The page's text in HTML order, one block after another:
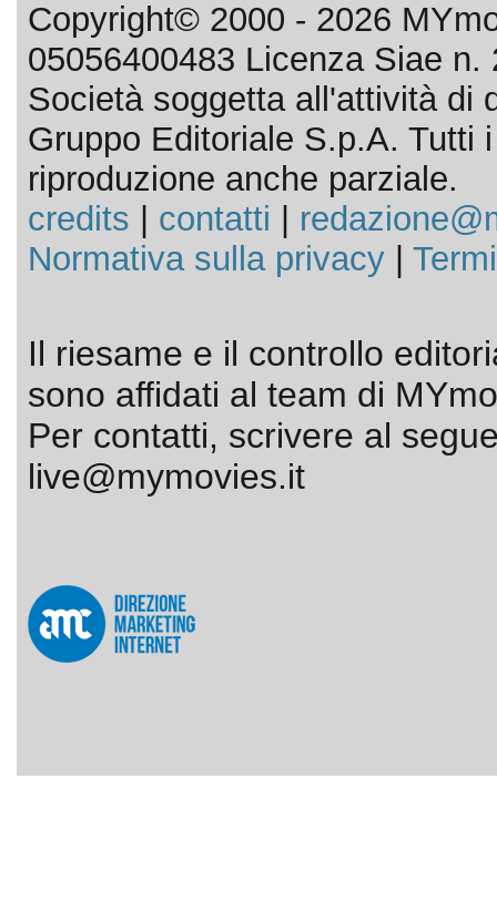
Copyright© 2000 - 2026
05056400483 Licenza Siae n.
Società soggetta all'attività di
Gruppo Editoriale S.p.A. Tutti
riproduzione anche parziale.
credits
contatti
Normativa sulla privacy|
Il riesame e il controllo
sono affidati al team di
Per contatti, scrivere al
live@mymovies.it